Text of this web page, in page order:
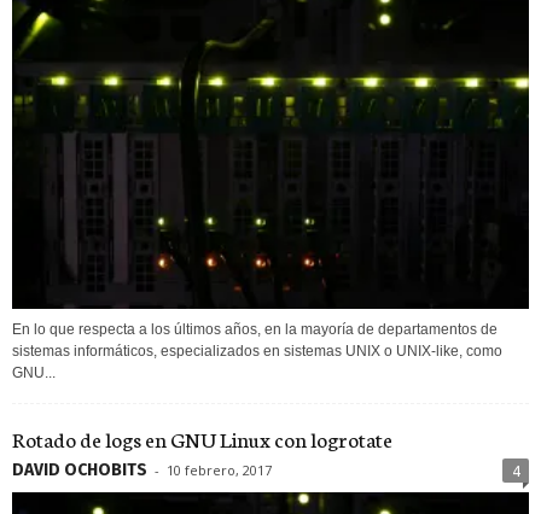
En lo que respecta a los últimos años, en la mayoría de departamentos de
sistemas informáticos, especializados en sistemas UNIX o UNIX-like, como
GNU...
Rotado de logs en GNU Linux con logrotate
DAVID OCHOBITS - 10 febrero, 2017 4